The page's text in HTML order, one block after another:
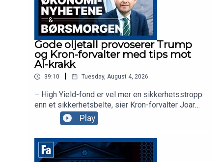
Gode oljetall provoserer Trump
og Kron-forvalter med tips mot
AI-krakk
39:10 Tuesday, August 4, 2026
– High Yield-fond er vel mer en sikkerhetsstropp
enn et sikkerhetsbelte, sier Kron-forvalter Joar
Hagatun som diskuterer strategier for de som er
redd for et AI-krakk. Sammen med
aksjekommentator Karl Johan Molnes ser vi
nærmere på dagens nyheter, inkludert ferske tall
fra BP og kursfallet i Norse.
Play